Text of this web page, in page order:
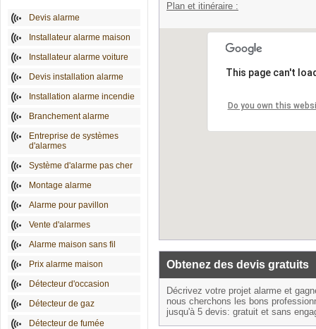
Devis alarme
Installateur alarme maison
Installateur alarme voiture
Devis installation alarme
Installation alarme incendie
Branchement alarme
Entreprise de systèmes
d'alarmes
Système d'alarme pas cher
Montage alarme
Alarme pour pavillon
Vente d'alarmes
Alarme maison sans fil
Prix alarme maison
Détecteur d'occasion
Détecteur de gaz
Détecteur de fumée
Plan et itinéraire :
This page can't
Do you own this
Obtenez des devis gratuits
Décrivez votre projet alarme et
nous cherchons les bons
jusqu'à 5 devis: gratuit et sans